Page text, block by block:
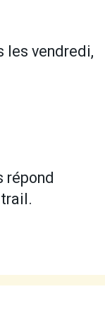
les vendredi,
répond